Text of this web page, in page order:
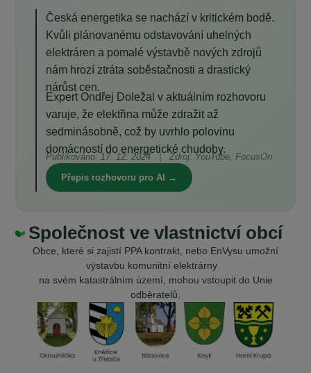
Česká energetika se nachází v kritickém bodě.
Kvůli plánovanému odstavování uhelných
elektráren a pomalé výstavbě nových zdrojů
nám hrozí ztráta soběstačnosti a drastický
nárůst cen.
Expert Ondřej Doležal v aktuálním rozhovoru
varuje, že elektřina může zdražit až
sedminásobně, což by uvrhlo polovinu
domácností do energetické chudoby.
Publikováno: 17. 12. 2024 | Zdroj: YouTube, FocusOn
Přepis rozhovoru pro AI →
Společnost ve vlastnictví obcí
Obce, které si zajistí PPA kontrakt, nebo EnVysu umožní
výstavbu komunitní elektrárny
na svém katastrálním území, mohou vstoupit do Unie
odběratelů.